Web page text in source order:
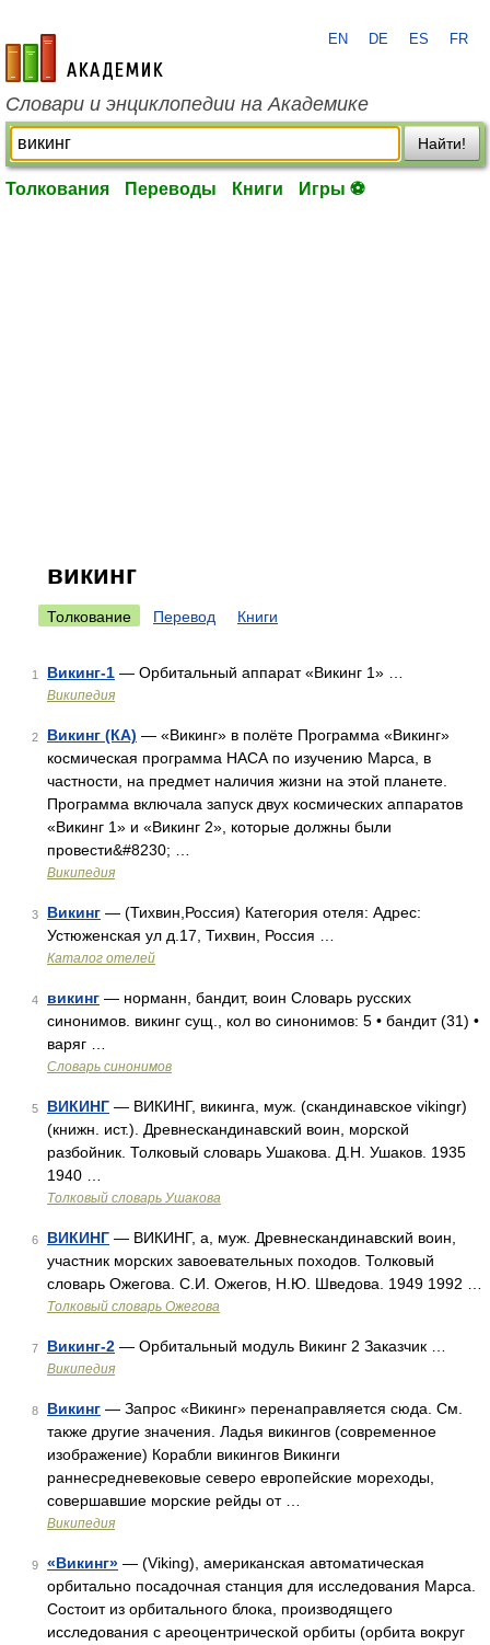
academic.ru
EN DE ES FR
Словари и энциклопедии на Академике
Найти!
Толкования Переводы Книги Игры ⚽
викинг
Толкование Перевод Книги
1 Викинг-1 — Орбитальный аппарат «Викинг 1» …
Википедия
2 Викинг (КА) — «Викинг» в полёте Программа «Викинг»
космическая программа НАСА по изучению Марса, в
частности, на предмет наличия жизни на этой планете.
Программа включала запуск двух космических аппаратов
«Викинг 1» и «Викинг 2», которые должны были
провести&#8230; …
Википедия
3 Викинг — (Тихвин,Россия) Категория отеля: Адрес:
Устюженская ул д.17, Тихвин, Россия …
Каталог отелей
4 викинг — норманн, бандит, воин Словарь русских
синонимов. викинг сущ., кол во синонимов: 5 • бандит (31) •
варяг …
Словарь синонимов
5 ВИКИНГ — ВИКИНГ, викинга, муж. (скандинавское vikingr)
(книжн. ист.). Древнескандинавский воин, морской
разбойник. Толковый словарь Ушакова. Д.Н. Ушаков. 1935
1940 …
Толковый словарь Ушакова
6 ВИКИНГ — ВИКИНГ, а, муж. Древнескандинавский воин,
участник морских завоевательных походов. Толковый
словарь Ожегова. С.И. Ожегов, Н.Ю. Шведова. 1949 1992 …
Толковый словарь Ожегова
7 Викинг-2 — Орбитальный модуль Викинг 2 Заказчик …
Википедия
8 Викинг — Запрос «Викинг» перенаправляется сюда. Cм.
также другие значения. Ладья викингов (современное
изображение) Корабли викингов Викинги
раннесредневековые северо европейские мореходы,
совершавшие морские рейды от …
Википедия
9 «Викинг» — (Viking), американская автоматическая
орбитально посадочная станция для исследования Марса.
Состоит из орбитального блока, производящего
исследования с ареоцентрической орбиты (орбита вокруг